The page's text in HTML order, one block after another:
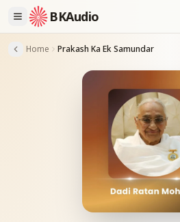
BKAudio
Home Prakash Ka Ek Samundar